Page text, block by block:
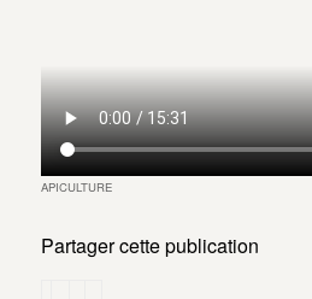
APICULTURE
Partager cette publication